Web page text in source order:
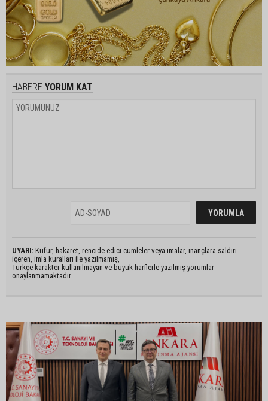
HABERE YORUM KAT
UYARI: Küfür, hakaret, rencide edici cümleler veya imalar, inançlara saldırı
içeren, imla kuralları ile yazılmamış,
Türkçe karakter kullanılmayan ve büyük harflerle yazılmış yorumlar
onaylanmamaktadır.